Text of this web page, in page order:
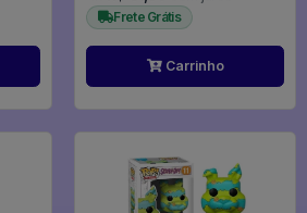
Frete Grátis
Carrinho